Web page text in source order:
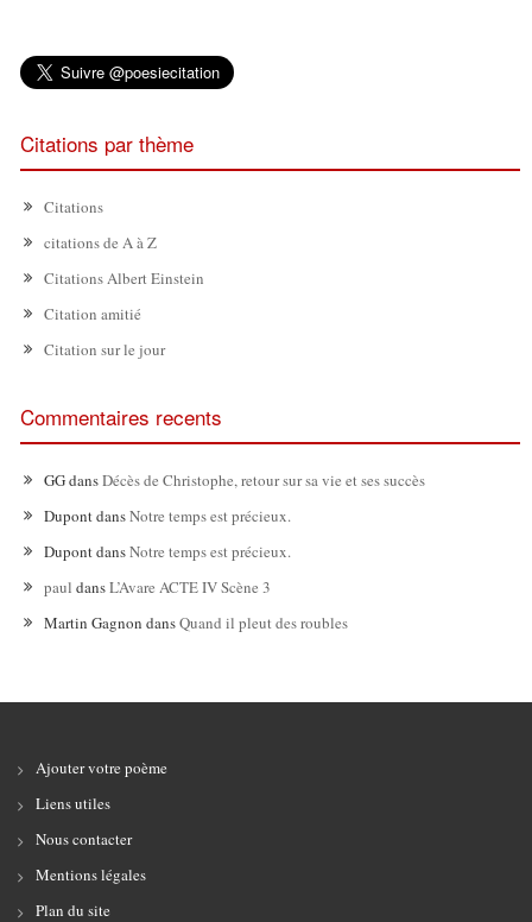
Citations par thème
Citations
citations de A à Z
Citations Albert Einstein
Citation amitié
Citation sur le jour
Commentaires recents
GGdansDécès de Christophe, retour sur sa vie et ses succès
DupontdansNotre temps est précieux.
DupontdansNotre temps est précieux.
paul dansL’Avare ACTE IV Scène 3
Martin Gagnon dansQuand il pleut des roubles
Ajouter votre poème
Liens utiles
Nous contacter
Mentions légales
Plan du site